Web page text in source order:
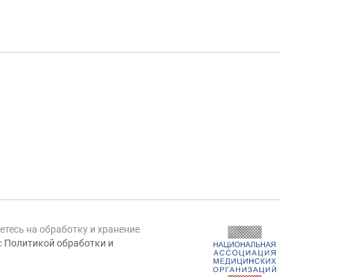
на обработку и хранение
Политикой обработки и